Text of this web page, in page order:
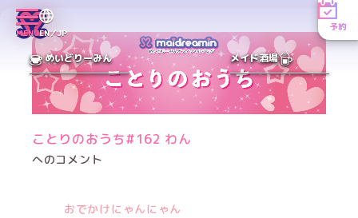
MENUEN／JP
予約
めいどりーみん メイド酒場
ことりのおうち#162 わん
へのコメント
おでかけにゃんにゃん